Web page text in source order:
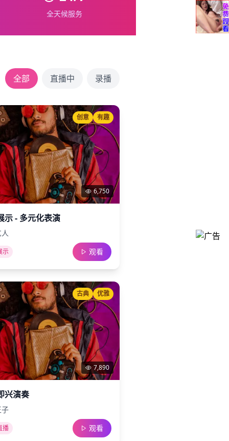
全天候服务
全部 直播中 录播
6,750
创意 有趣
示 - 多元化表演
示 观看
7,890
古典 优雅
兴演奏
播 观看